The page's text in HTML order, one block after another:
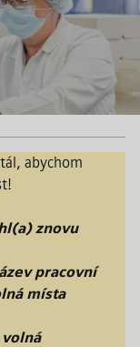
abychom
znovu
pracovní
místa